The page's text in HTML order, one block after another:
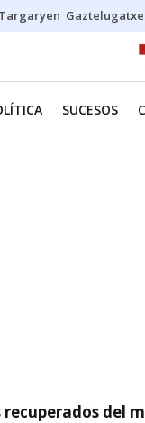
Gaztelugatxe
SUCESOS
del